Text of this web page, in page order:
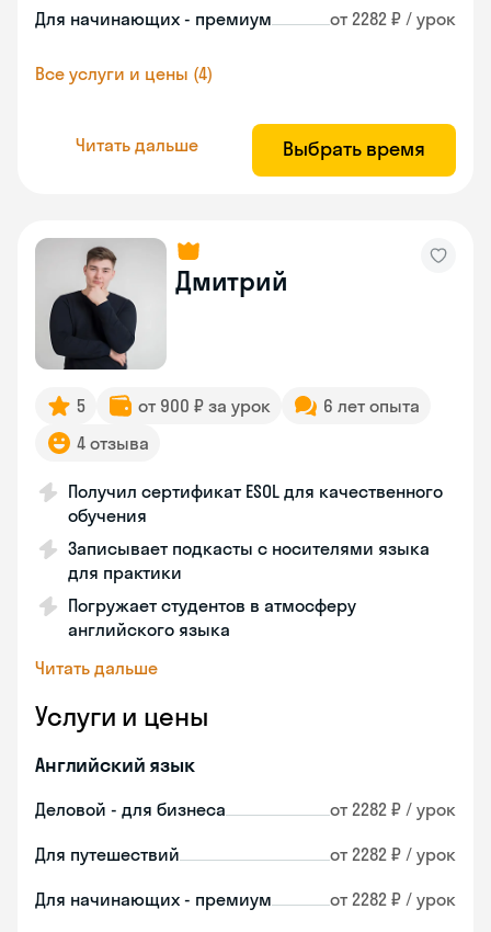
Для начинающих - премиум от 2282 ₽ / урок
Все услуги и цены (4)
Читать дальше Выбрать время
Дмитрий
5 от 900 ₽ за урок
6 лет опыта
4 отзыва
Получил сертификат ESOL для качественного
обучения
Записывает подкасты с носителями языка
для практики
Погружает студентов в атмосферу
английского языка
Читать дальше
Услуги и цены
Английский язык
Деловой - для бизнеса от 2282 ₽ / урок
Для путешествий от 2282 ₽ / урок
Для начинающих - премиум от 2282 ₽ / урок